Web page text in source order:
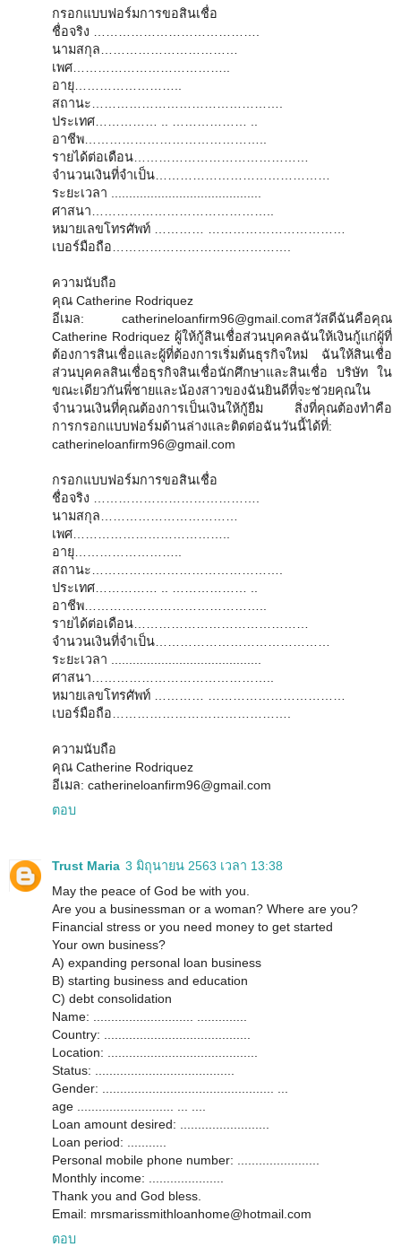
กรอกแบบฟอร์มการขอสินเชื่อ
ชื่อจริง ………………………………….
นามสกุล……………………………
เพศ………………………………..
อายุ……………………..
สถานะ……………………………………….
ประเทศ…………… .. ……………… ..
อาชีพ……………………………………..
รายได้ต่อเดือน……………………………………
จำนวนเงินที่จำเป็น……………………………………
ระยะเวลา ..........................................
ศาสนา……………………………………..
หมายเลขโทรศัพท์ ………… ……………………………
เบอร์มือถือ…………………………………….
ความนับถือ
คุณ Catherine Rodriquez
อีเมล: catherineloanfirm96@gmail.comสวัสดีฉันคือคุณ
Catherine Rodriquez ผู้ให้กู้สินเชื่อส่วนบุคคลฉันให้เงินกู้แก่ผู้ที่
ต้องการสินเชื่อและผู้ที่ต้องการเริ่มต้นธุรกิจใหม่ ฉันให้สินเชื่อ
ส่วนบุคคลสินเชื่อธุรกิจสินเชื่อนักศึกษาและสินเชื่อ บริษัท ใน
ขณะเดียวกันพี่ชายและน้องสาวของฉันยินดีที่จะช่วยคุณใน
จำนวนเงินที่คุณต้องการเป็นเงินให้กู้ยืม สิ่งที่คุณต้องทำคือ
การกรอกแบบฟอร์มด้านล่างและติดต่อฉันวันนี้ได้ที่:
catherineloanfirm96@gmail.com
กรอกแบบฟอร์มการขอสินเชื่อ
ชื่อจริง ………………………………….
นามสกุล……………………………
เพศ………………………………..
อายุ……………………..
สถานะ……………………………………….
ประเทศ…………… .. ……………… ..
อาชีพ……………………………………..
รายได้ต่อเดือน……………………………………
จำนวนเงินที่จำเป็น……………………………………
ระยะเวลา ..........................................
ศาสนา……………………………………..
หมายเลขโทรศัพท์ ………… ……………………………
เบอร์มือถือ…………………………………….
ความนับถือ
คุณ Catherine Rodriquez
อีเมล: catherineloanfirm96@gmail.com
ตอบ
Trust Maria 3 มิถุนายน 2563 เวลา 13:38
May the peace of God be with you.
Are you a businessman or a woman? Where are you?
Financial stress or you need money to get started
Your own business?
A) expanding personal loan business
B) starting business and education
C) debt consolidation
Name: ............................ ..............
Country: .........................................
Location: ..........................................
Status: .......................................
Gender: ................................................ ...
age ........................... ... ....
Loan amount desired: .........................
Loan period: ...........
Personal mobile phone number: .......................
Monthly income: .....................
Thank you and God bless.
Email: mrsmarissmithloanhome@hotmail.com
ตอบ